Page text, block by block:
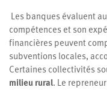
Les banques évaluent
compétences et son
financières peuvent
subventions locales,
Certaines collectivités
milieu rural. Le